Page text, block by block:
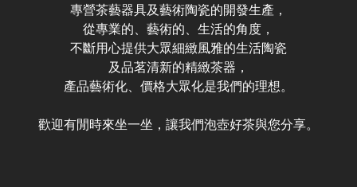
專營茶藝器具及藝術陶瓷的開發生產，
從專業的、藝術的、生活的角度，
不斷用心提供大眾細緻風雅的生活陶瓷
及品茗清新的精緻茶器，
產品藝術化、價格大眾化是我們的理想。
歡迎有閒時來坐一坐，讓我們泡壺好茶與您分享。